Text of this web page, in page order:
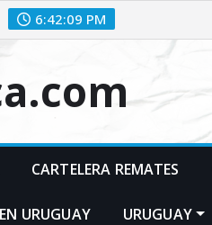
6:42:10 PM
CARTELERA REMATES
URUGUAY URUGUAY